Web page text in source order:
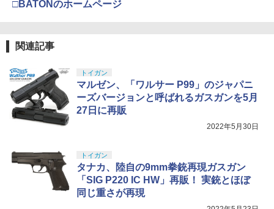
C(素体とヘッドとパーカー服は含まりま
5
GSスタイル 1/6 フィギュア 衣装 セクシ
ー サスペンダータイツ ピンク クロッチ
レス ストッキング ※素体・パンツ別売
INE BALLナインボール ガスブローバッ
ク用
￥1,460
倍】【8月予約】ナインボール 東京マル
イ P320 フルサイズ アジャスタブルスト
レートトリガー NINE BALL ハンドガン
外装パーツ カスタム ライラクス 専用パ
ーツ
4
TAMASHII NATIONS S.H.フィギュアー
5
タカラトミー(TAKARA TOMY) T-SPAR
K トランスフォーマー ニューレジェンズ
NL-06 オートボット コスモス 可動フィ
￥4,440
分け済みプラモデル
5
BANDAI SPIRITS(バンダイ スピリッツ)
HGAW 機動新世紀ガンダムX ガンダムエ
アマスター 1/144スケール 色分け済みプ
ラモデル
￥4,761
￥3,815
型用接着剤 87003
5
GSIクレオス Mr.トップコート 水性プレ
ミアムトップコートスプレー つや消し 8
8ml ホビー用仕上材 B603
￥710
□BATONのホームページ
関連記事
トイガン
マルゼン、「ワルサー P99」のジャパニ
ーズバージョンと呼ばれるガスガンを5月
27日に再販
2022年5月30日
トイガン
タナカ、陸自の9mm拳銃再現ガスガン
「SIG P220 IC HW」再販！ 実銃とほぼ
同じ重さが再現